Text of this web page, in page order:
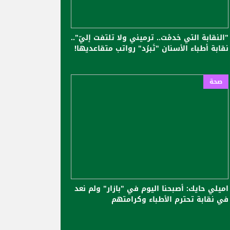
"النقابة التي خدمْت.. ترميني ولا تلتفت إليّ"..
نقابة أطباء الأسنان "تَبرُد" رواتب متقاعديها!
صحة
اميلي حايك: أصبحنا اليوم في "بازار" ولم نعد
في نقابة تحترم الأطباء وكرامتهم